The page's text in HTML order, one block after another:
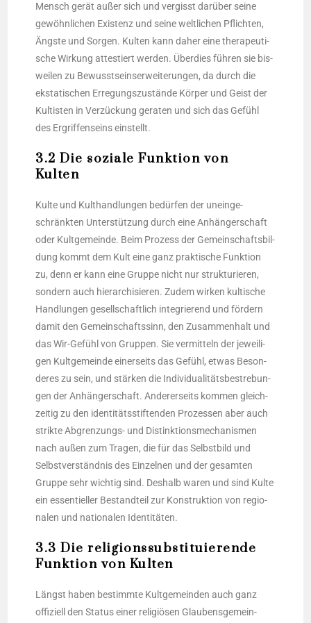
Mensch gerät außer sich und ver­gisst dar­über sei­ne
gewöhn­li­chen Exis­tenz und sei­ne welt­li­chen Pflich­ten,
Ängs­te und Sor­gen. Kul­ten kann daher eine the­ra­peu­ti­
sche Wir­kung attes­tiert wer­den. Über­dies füh­ren sie bis­
wei­len zu Bewusst­seins­er­wei­te­run­gen, da durch die
eksta­ti­schen Erre­gungs­zu­stän­de Kör­per und Geist der
Kul­tis­ten in Ver­zü­ckung gera­ten und sich das Gefühl
des Ergrif­fen­seins einstellt.
3.2 Die soziale Funktion von
Kulten
Kul­te und Kult­hand­lun­gen bedür­fen der unein­ge­
schränk­ten Unter­stüt­zung durch eine Anhän­ger­schaft
oder Kult­ge­mein­de. Beim Pro­zess der Gemein­schafts­bil­
dung kommt dem Kult eine ganz prak­ti­sche Funk­ti­on
zu, denn er kann eine Grup­pe nicht nur struk­tu­rie­ren,
son­dern auch hier­ar­chi­sie­ren. Zudem wir­ken kul­ti­sche
Hand­lun­gen gesell­schaft­lich inte­grie­rend und för­dern
damit den Gemein­schafts­sinn, den Zusam­men­halt und
das Wir-Gefühl von Grup­pen. Sie ver­mit­teln der jewei­li­
gen Kult­ge­mein­de einer­seits das Gefühl, etwas Beson­
de­res zu sein, und stär­ken die Indi­vi­dua­li­täts­be­stre­bun­
gen der Anhän­ger­schaft. Ande­rer­seits kom­men gleich­
zei­tig zu den iden­ti­täts­stif­ten­den Pro­zes­sen aber auch
strik­te Abgren­zungs- und Distink­ti­ons­me­cha­nis­men
nach außen zum Tra­gen, die für das Selbst­bild und
Selbst­ver­ständ­nis des Ein­zel­nen und der gesam­ten
Grup­pe sehr wich­tig sind. Des­halb waren und sind Kul­te
ein essen­ti­el­ler Bestand­teil zur Kon­struk­ti­on von regio­
na­len und natio­na­len Identitäten.
3.3 Die religionssubstituierende
Funktion von Kulten
Längst haben bestimm­te Kult­ge­mein­den auch ganz
offi­zi­ell den Sta­tus einer reli­giö­sen Glau­bens­ge­mein­